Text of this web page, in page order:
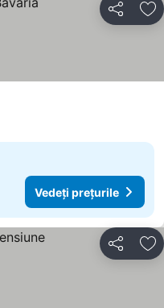
Distribuiți
Vedeți prețurile
Distribuiți